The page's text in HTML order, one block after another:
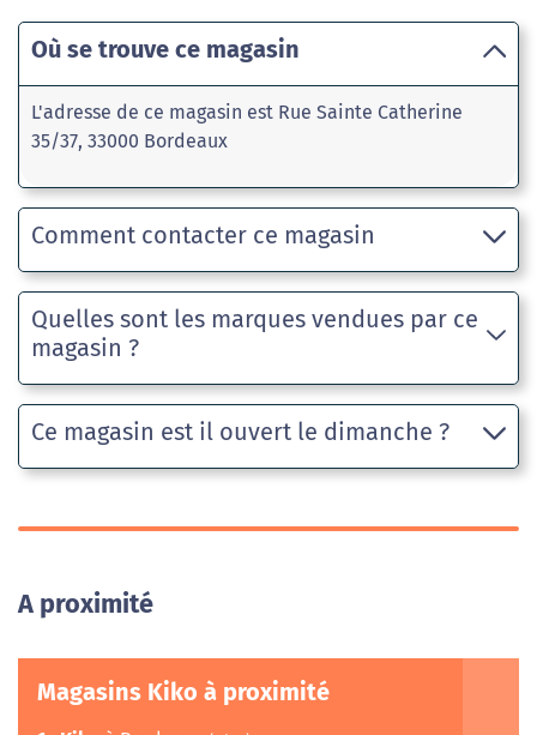
Où se trouve ce magasin
L'adresse de ce magasin est Rue Sainte Catherine
35/37, 33000 Bordeaux
Comment contacter ce magasin
Quelles sont les marques vendues par ce
magasin ?
Ce magasin est il ouvert le dimanche ?
A proximité
Magasins Kiko à proximité